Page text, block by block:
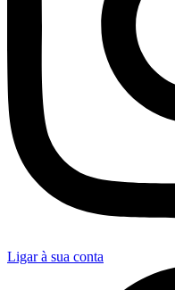
Ligar à sua conta